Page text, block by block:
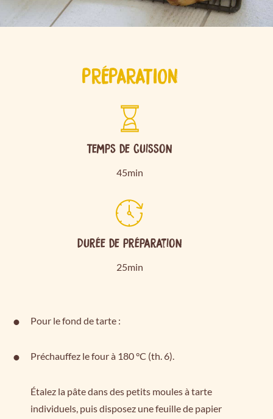
PRÉPARATION
Temps de cuisson
45min
Durée de préparation
25min
Pour le fond de tarte :
Préchauffez le four à 180 °C (th. 6).
Étalez la pâte dans des petits moules à tarte
individuels, puis disposez une feuille de papier